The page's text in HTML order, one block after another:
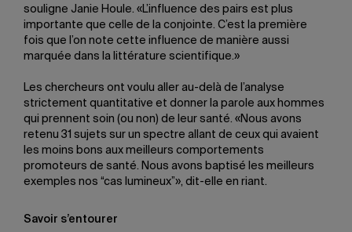
souligne Janie Houle. «L’influence des pairs est plus
importante que celle de la conjointe. C’est la première
fois que l’on note cette influence de manière aussi
marquée dans la littérature scientifique.»
Les chercheurs ont voulu aller au-delà de l’analyse
strictement quantitative et donner la parole aux hommes
qui prennent soin (ou non) de leur santé. «Nous avons
retenu 31 sujets sur un spectre allant de ceux qui avaient
les moins bons aux meilleurs comportements
promoteurs de santé. Nous avons baptisé les meilleurs
exemples nos “cas lumineux”», dit-elle en riant.
Savoir s’entourer